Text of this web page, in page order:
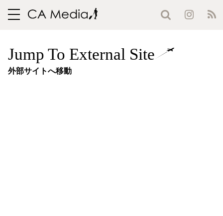
toggle
Jump To External Site
外部サイトへ移動